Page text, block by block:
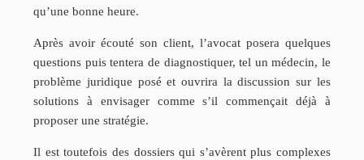
qu’une bonne heure.
Après avoir écouté son client, l’avocat posera quelques
questions puis tentera de diagnostiquer, tel un médecin, le
problème juridique posé et ouvrira la discussion sur les
solutions à envisager comme s’il commençait déjà à
proposer une stratégie.
Il est toutefois des dossiers qui s’avèrent plus complexes